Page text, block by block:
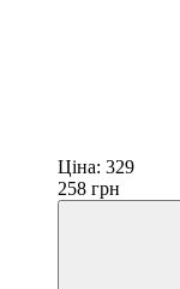
Ціна: 329
258 грн